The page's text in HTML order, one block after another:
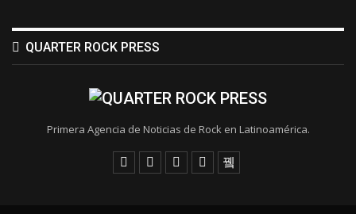
QUARTER ROCK PRESS
Primera Agencia de Noticias de Rock en Latinoamérica.